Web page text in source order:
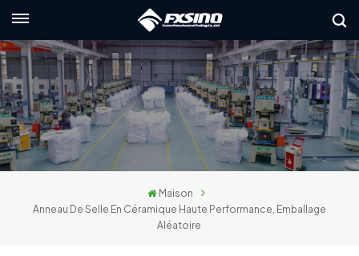
Maison
Anneau De Selle En Céramique Haute Performance, Emballage
Aléatoire